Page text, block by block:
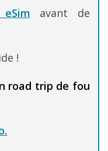
avant de
!
road trip de fou